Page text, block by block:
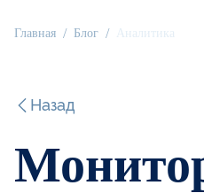
Главная Блог Аналитика
Назад